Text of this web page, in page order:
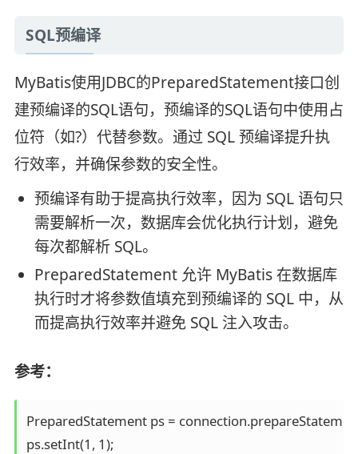
SQL预编译
MyBatis使用JDBC的PreparedStatement接口创
建预编译的SQL语句，预编译的SQL语句中使用占
位符（如?）代替参数。通过 SQL 预编译提升执
行效率，并确保参数的安全性。
预编译有助于提高执行效率，因为 SQL 语句只
需要解析一次，数据库会优化执行计划，避免
每次都解析 SQL。
PreparedStatement 允许 MyBatis 在数据库
执行时才将参数值填充到预编译的 SQL 中，从
而提高执行效率并避免 SQL 注入攻击。
参考：
PreparedStatement ps =
ps.setInt(1, 1);